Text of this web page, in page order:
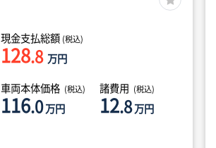
現金支払総額 (税込)
128.8 万円
車両本体価格 (税込)
116.0万円
諸費用 (税込)
12.8万円